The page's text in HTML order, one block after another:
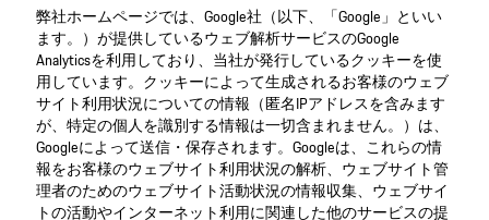
弊社ホームページでは、Google社（以下、「Google」といい
ます。）が提供しているウェブ解析サービスのGoogle
Analyticsを利用しており、当社が発行しているクッキーを使
用しています。クッキーによって生成されるお客様のウェブ
サイト利用状況についての情報（匿名IPアドレスを含みます
が、特定の個人を識別する情報は一切含まれません。）は、
Googleによって送信・保存されます。Googleは、これらの情
報をお客様のウェブサイト利用状況の解析、ウェブサイト管
理者のためのウェブサイト活動状況の情報収集、ウェブサイ
トの活動やインターネット利用に関連した他のサービスの提